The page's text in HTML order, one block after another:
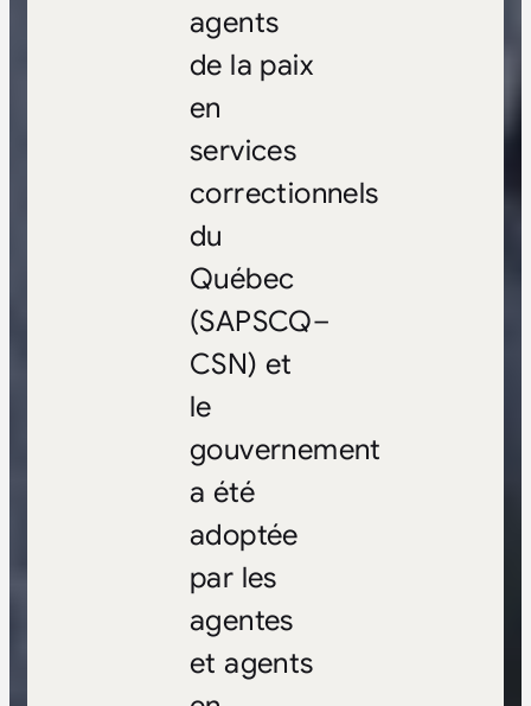
agents
de la paix
en
services
correctionnels
du
Québec
(SAPSCQ–
CSN) et
le
gouvernement
a été
adoptée
par les
agentes
et agents